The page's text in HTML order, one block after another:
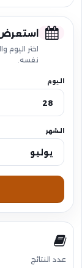
اختر اليوم
نفسه.
اليوم
الشهر
عدد النتائج